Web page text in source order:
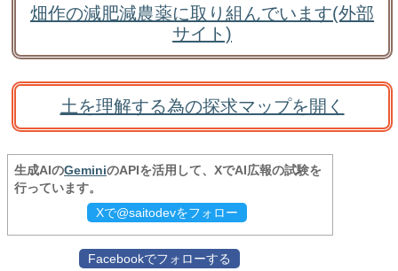
畑作の減肥減農薬に取り組んでいます(外部
サイト)
土を理解する為の探求マップを開く
生成AIのGeminiのAPIを活用して、XでAI広報の試験を
行っています。
Xで@saitodevをフォロー
Facebookでフォローする